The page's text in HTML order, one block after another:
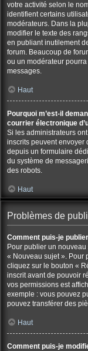
votre activité selon le
identifient certains
modérateurs. Dans la
modifier le texte des
en publiant inutilement
forum. Beaucoup de
ou un modérateur
messages.
Haut
Pourquoi m’est-il
courrier électronique
Si les administrateurs
inscrits peuvent envoyer
depuis un formulaire
du système de
des robots.
Haut
Problèmes de
Comment puis-je
Pour publier un
« Nouveau sujet ». Pour
cliquez sur le bouton «
inscrit avant de pouvoir
vos permissions est
exemple : vous pouvez
pouvez transférer des
Haut
Comment puis-je